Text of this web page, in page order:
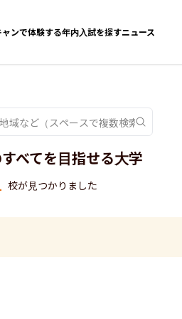
ンで体験する年内入試を探すニュース
べてを目指せる大学
校が見つかりました